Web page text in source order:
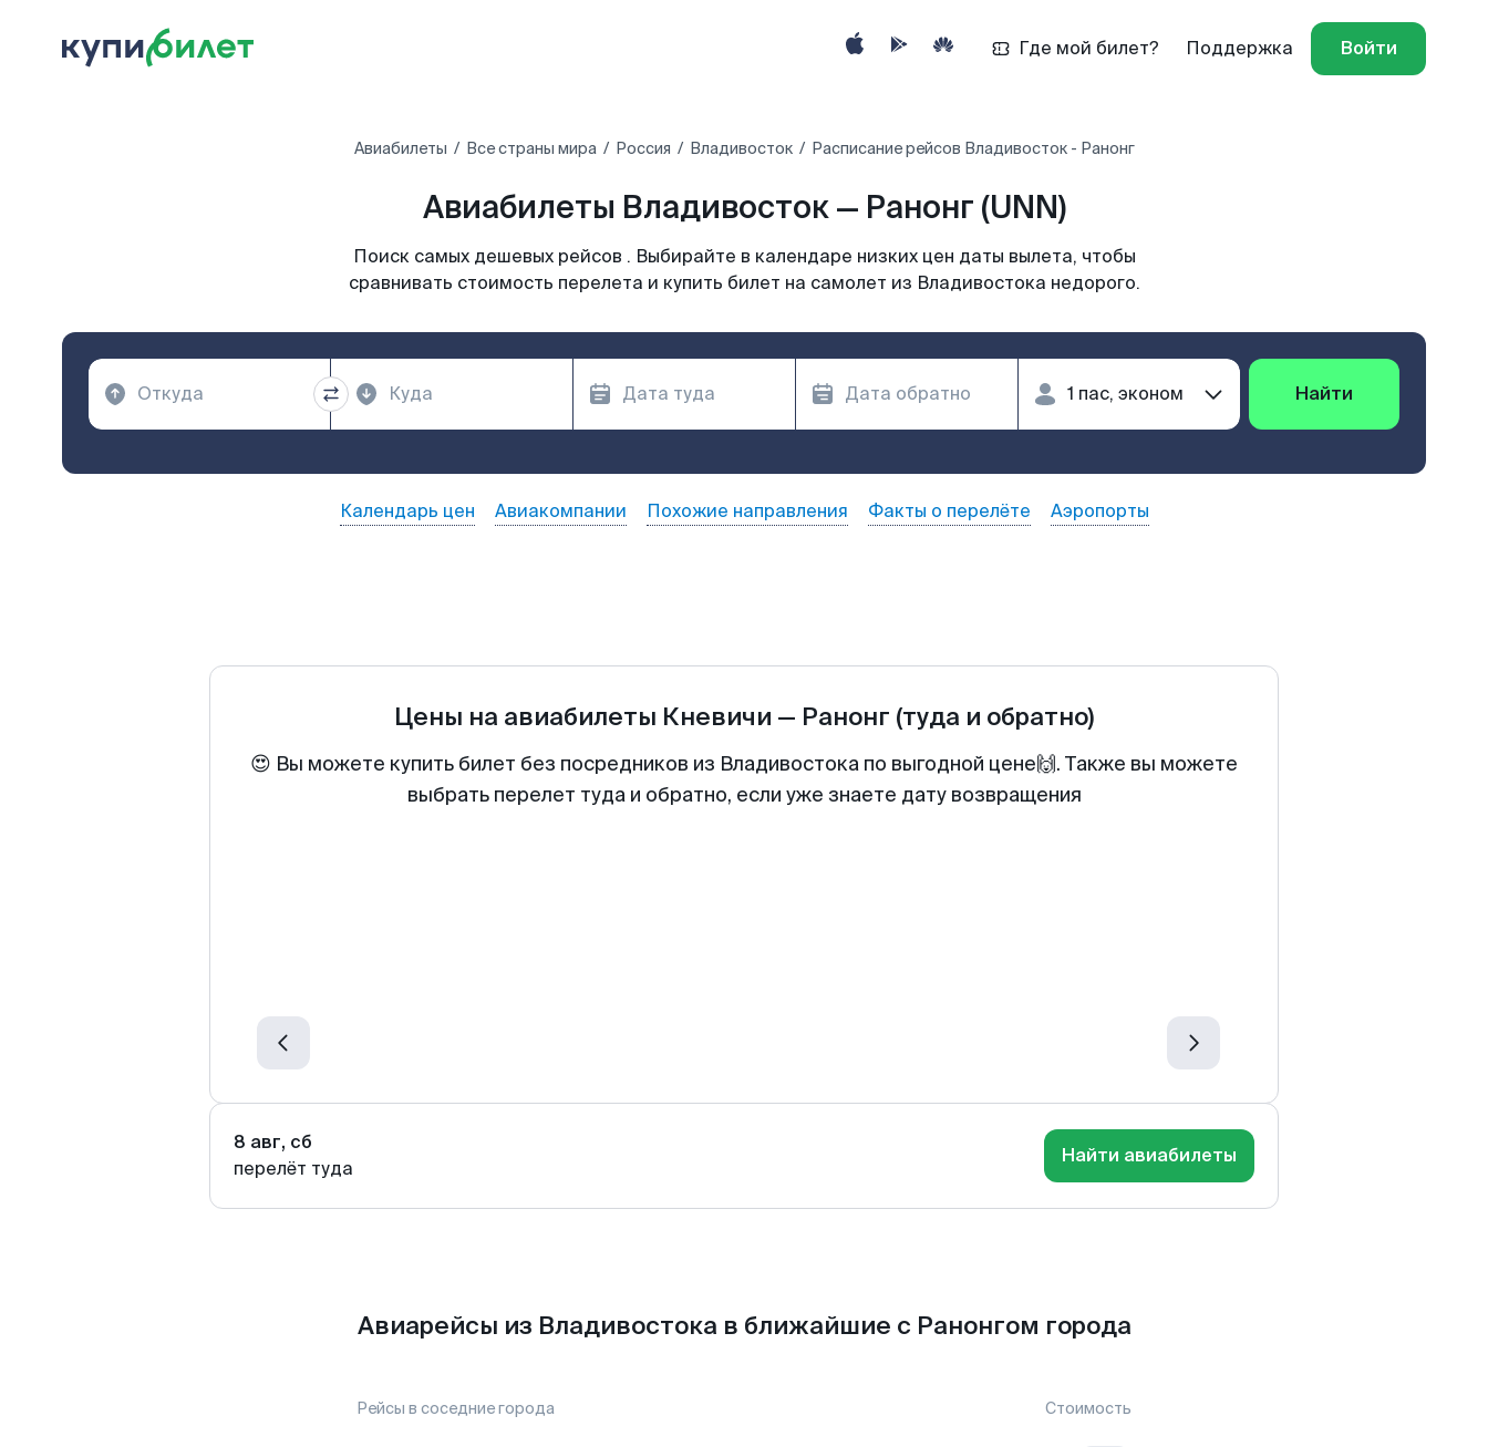
Где мой билет? Поддержка Войти
Авиабилеты Все страны мира Россия Владивосток Расписание рейсов Владивосток - Ранонг
Авиабилеты Владивосток — Ранонг (UNN)
Поиск самых дешевых рейсов . Выбирайте в календаре низких цен даты вылета, чтобы
сравнивать стоимость перелета и купить билет на самолет из Владивостока недорого.
Найти
Календарь цен Авиакомпании Похожие направления Факты о перелёте Аэропорты
Цены на авиабилеты Кневичи — Ранонг (туда и обратно)
😍 Вы можете купить билет без посредников из Владивостока по выгодной цене🙌. Также вы можете
выбрать перелет туда и обратно, если уже знаете дату возвращения
8 авг, сб
перелёт туда
Найти авиабилеты
Авиарейсы из Владивостока в ближайшие с Ранонгом города
Рейсы в соседние города Стоимость